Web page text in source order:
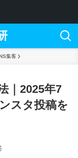
集客
｜2025年7
スタ投稿を